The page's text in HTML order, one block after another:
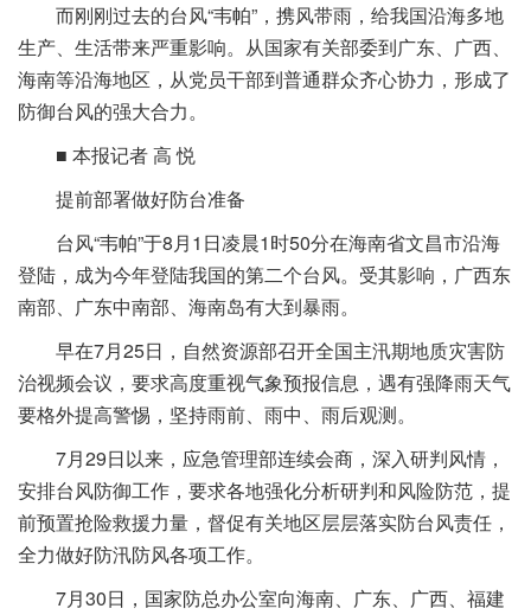
而刚刚过去的台风“韦帕”，携风带雨，给我国沿海多地
生产、生活带来严重影响。从国家有关部委到广东、广西、
海南等沿海地区，从党员干部到普通群众齐心协力，形成了
防御台风的强大合力。
■ 本报记者 高 悦
提前部署做好防台准备
台风“韦帕”于8月1日凌晨1时50分在海南省文昌市沿海
登陆，成为今年登陆我国的第二个台风。受其影响，广西东
南部、广东中南部、海南岛有大到暴雨。
早在7月25日，自然资源部召开全国主汛期地质灾害防
治视频会议，要求高度重视气象预报信息，遇有强降雨天气
要格外提高警惕，坚持雨前、雨中、雨后观测。
7月29日以来，应急管理部连续会商，深入研判风情，
安排台风防御工作，要求各地强化分析研判和风险防范，提
前预置抢险救援力量，督促有关地区层层落实防台风责任，
全力做好防汛防风各项工作。
7月30日，国家防总办公室向海南、广东、广西、福建